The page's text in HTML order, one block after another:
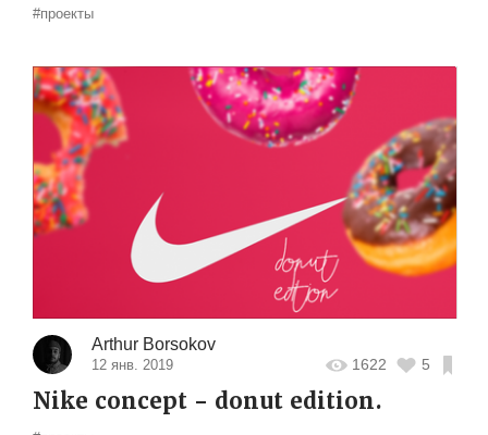
#проекты
Arthur Borsokov
12 янв. 2019 1622 5
Nike concept - donut edition.